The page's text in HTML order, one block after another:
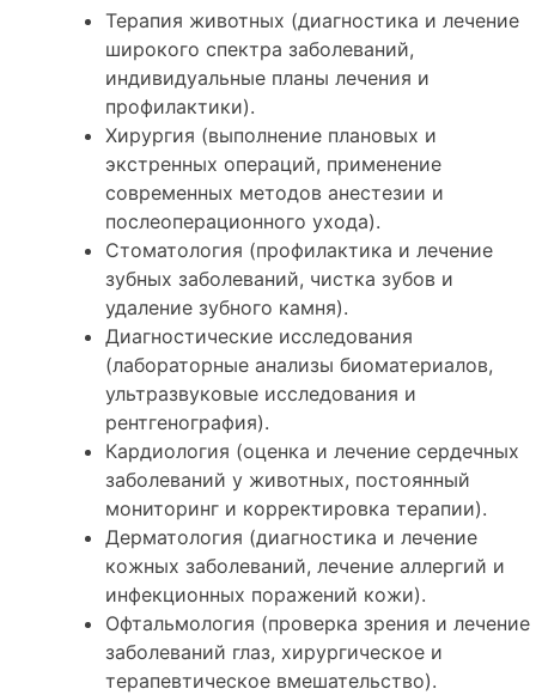
Терапия животных (диагностика и лечение
широкого спектра заболеваний,
индивидуальные планы лечения и
профилактики).
Хирургия (выполнение плановых и
экстренных операций, применение
современных методов анестезии и
послеоперационного ухода).
Стоматология (профилактика и лечение
зубных заболеваний, чистка зубов и
удаление зубного камня).
Диагностические исследования
(лабораторные анализы биоматериалов,
ультразвуковые исследования и
рентгенография).
Кардиология (оценка и лечение сердечных
заболеваний у животных, постоянный
мониторинг и корректировка терапии).
Дерматология (диагностика и лечение
кожных заболеваний, лечение аллергий и
инфекционных поражений кожи).
Офтальмология (проверка зрения и лечение
заболеваний глаз, хирургическое и
терапевтическое вмешательство).